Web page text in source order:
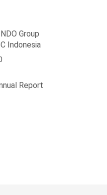
Group
Indonesia
Report